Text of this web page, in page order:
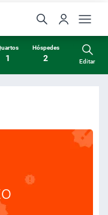
1
Hóspedes
2 Editar